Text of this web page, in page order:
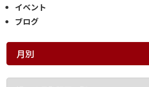
イベント
ブログ
月別